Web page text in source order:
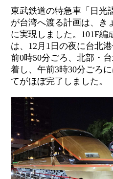
東武鉄道の特急車「日光
が台湾へ渡る計画は、き
に実現しました。 101F編
は、 12 月 1 日の夜に台北
前0時50分ごろ、北部・
着し、午前3時30分ごろ
てがほぼ完了しました。